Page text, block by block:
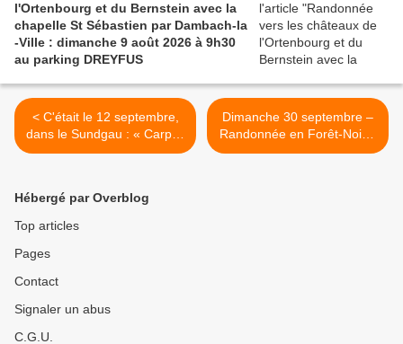
l'Ortenbourg et du Bernstein avec la
chapelle St Sébastien par Dambach-la
-Ville : dimanche 9 août 2026 à 9h30
au parking DREYFUS
< C'était le 12 septembre,
dans le Sundgau : « Carpes
frites », avec les seniors
Dimanche 30 septembre –
Randonnée en Forêt-Noire,
avec le Schwarzwaldverein
Hébergé par Overblog
Top articles
Pages
Contact
Signaler un abus
C.G.U.